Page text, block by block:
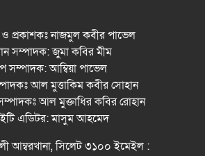
করলেন মন্ত্রী মুক্তাদির
জুলাই শহীদদের স্মরণে সহকারী শিক্ষক
মাসব্যাপী বৃক্ষরোপণ কর্মসূচির উদ্বোধন
ইউনিভার্সিটিতে “পারস্য কবিতা ও বাংলা
যোগাযোগ ও সম্ভাবনা” শীর্ষক সেমিনার
জোড়া ব্রিজের পাশ থেকে আ ট ক ফরহাদ-
প্রকাশকঃ নাজমুল কবীর পাভেল
সম্পাদক: জুমা কবির মীম
সম্পাদক: আম্বিয়া পাভেল
আল মুত্তাকিম কবীর সোহান
আল মুক্তাধির কবির রোহান
এডিটর: মাসুম আহমেদ
আম্বরখানা, সিলেট ৩১০০ ইমেইল :